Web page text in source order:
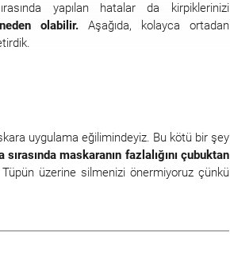
yapılan hatalar da kirpiklerinizi
olabilir.Aşağıda, kolayca ortadan
uygulama eğilimindeyiz. Bu kötü bir şey
sırasında maskaranın fazlalığını çubuktan
üzerine silmenizi önermiyoruz çünkü